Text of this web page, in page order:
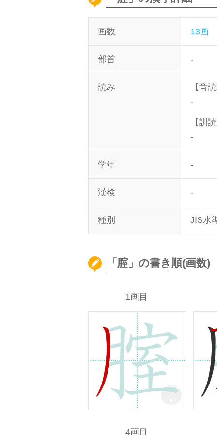
画数 13画
部首 -
読み
【音
-
【訓
-
学年 -
漢検 -
種別 JIS水
「腟」の書き順(画数)
1画目
4画目